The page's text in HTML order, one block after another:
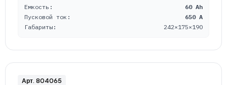
Емкость:
60 Ah
Пусковой ток:
650 A
Габариты:
242×175×190
Арт. 804065